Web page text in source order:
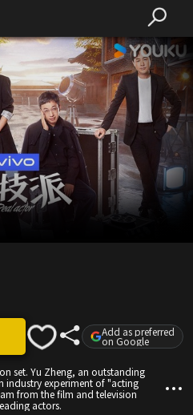
set. Yu Zheng, an outstanding
industry experiment of "acting
from the film and television
actors.
Add as preferred
on Google